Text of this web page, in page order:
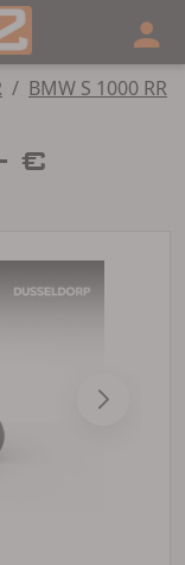
/ BMW S 1000 RR
€